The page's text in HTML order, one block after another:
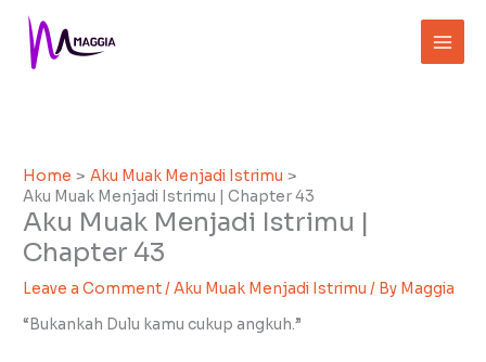
content
Home
Aku Muak Menjadi Istrimu
Aku Muak Menjadi Istrimu | Chapter 43
Aku Muak Menjadi Istrimu |
Chapter 43
Leave a Comment/Aku Muak Menjadi Istrimu / By Maggia
“Bukankah Dulu kamu cukup angkuh.”